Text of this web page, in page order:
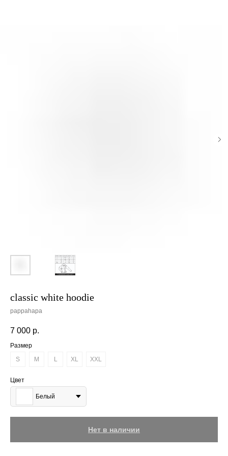
classic white hoodie
pappahapa
7 000 р.
Размер
S
M L XL XXL
Цвет
Белый
Нет в наличии